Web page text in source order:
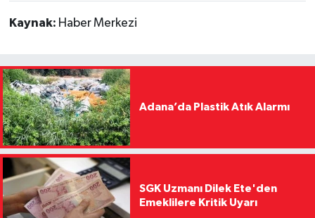
Kaynak: Haber Merkezi
Adana’da Plastik Atık Alarmı
SGK Uzmanı Dilek Ete'den
Emeklilere Kritik Uyarı